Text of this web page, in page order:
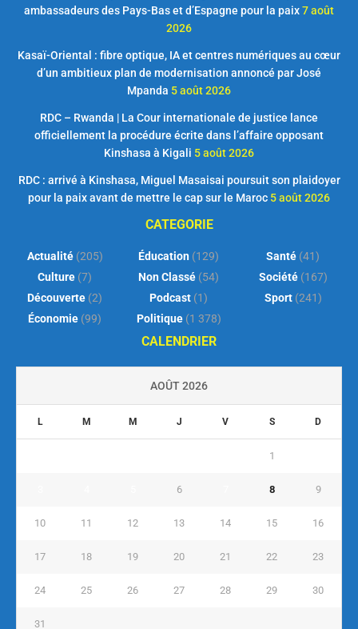
ambassadeurs des Pays-Bas et d’Espagne pour la paix7 août
2026
Kasaï-Oriental : fibre optique, IA et centres numériques au cœur
d’un ambitieux plan de modernisation annoncé par José
Mpanda 5 août 2026
RDC – Rwanda | La Cour internationale de justice lance
officiellement la procédure écrite dans l’affaire opposant
Kinshasa à Kigali 5 août 2026
RDC : arrivé à Kinshasa, Miguel Masaisai poursuit son plaidoyer
pour la paix avant de mettre le cap sur le Maroc 5 août 2026
CATEGORIE
Actualité(205)
Culture (7)
Découverte (2)
Économie (99)
Éducation (129)
Non Classé (54)
Podcast (1)
Politique(1 378)
Santé (41)
Société(167)
Sport(241)
CALENDRIER
AOÛT 2026
L M M J V S D
1
6 8 9
10 11 12 13 14 15 16
17 18 19 20 21 22 23
24 25 26 27 28 29 30
31